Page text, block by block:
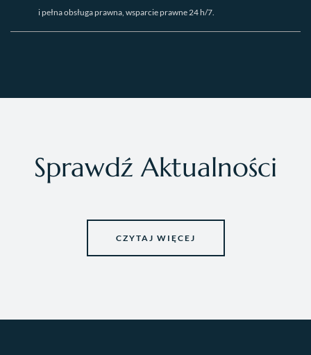
i pełna obsługa prawna, wsparcie prawne 24 h/7.
Sprawdź Aktualności
CZYTAJ WIĘCEJ